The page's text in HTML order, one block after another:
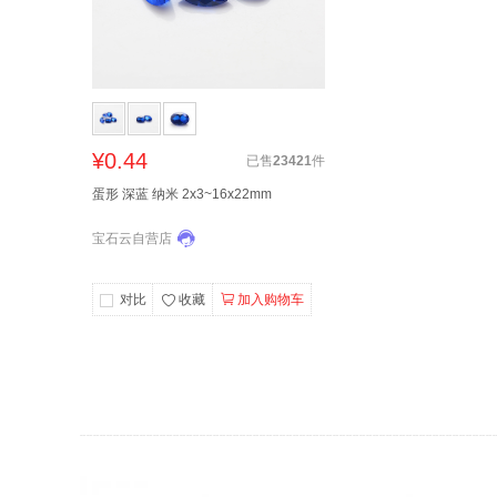
¥0.44 已售23421件
蛋形 深蓝 纳米 2x3~16x22mm
宝石云自营店
对比 收藏 加入购物车